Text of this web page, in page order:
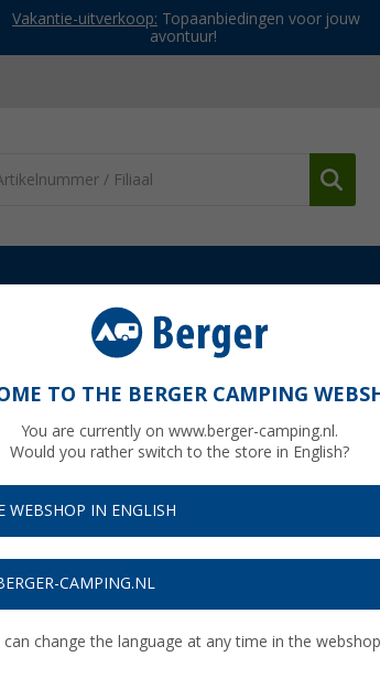
Vakantie-uitverkoop: Topaanbiedingen voor jouw
avontuur!
11 heren bermuda met riem
TO THE BERGER CAMPING
You are currently on www.berger-camping.nl.
Would you rather switch to the store in English?
WEBSHOP IN ENGLISH
CAMPING.NL
can change the language at any time in the